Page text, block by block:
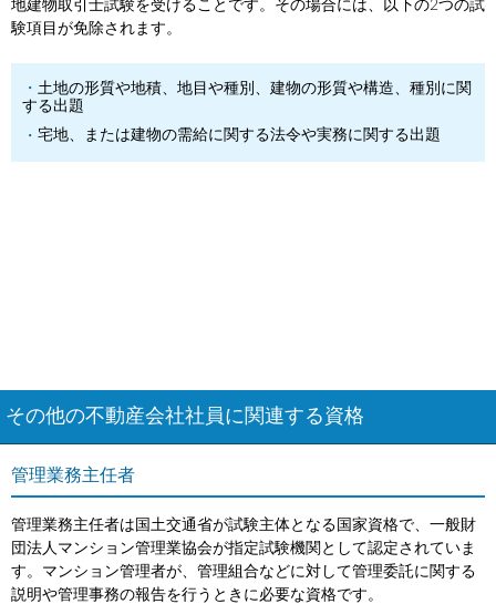
地建物取引士試験を受けることです。その場合には、以下の2つの試
験項目が免除されます。
土地の形質や地積、地目や種別、建物の形質や構造、種別に関
する出題
宅地、または建物の需給に関する法令や実務に関する出題
その他の不動産会社社員に関連する資格
管理業務主任者
管理業務主任者は国土交通省が試験主体となる国家資格で、一般財
団法人マンション管理業協会が指定試験機関として認定されていま
す。マンション管理者が、管理組合などに対して管理委託に関する
説明や管理事務の報告を行うときに必要な資格です。